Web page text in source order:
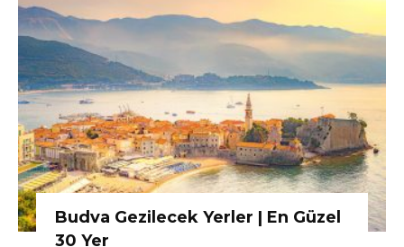
Budva Gezilecek Yerler | En Güzel
30 Yer